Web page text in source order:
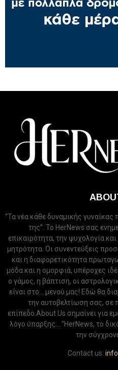
“Τα νέα κάθε δυναμικής γυναίκας
της”. Το HerNews σας
επικαιρότητα, την ψυχολογία
μητρότητα. Οι συνεντεύξεις
και η διαφορετικότητα
μόδα και η ομορφιά, υπέροχες
ο γάμος, η βάπτιση, οι
είναι στο... μενού μας! Εδώ θα
την αυτοβελτίωση σας, σε
επίπεδο.About Us σημαίνει για
λόγο ύπαρξης... “HerNews, το
την
Contact us: